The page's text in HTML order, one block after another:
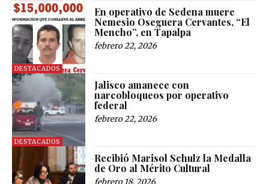
DESTACADOS
En operativo de Sedena muere
Nemesio Oseguera Cervantes, “El
Mencho”, en Tapalpa
febrero 22, 2026
DESTACADOS
Jalisco amanece con
narcobloqueos por operativo
federal
febrero 22, 2026
Recibió Marisol Schulz la Medalla
de Oro al Mérito Cultural